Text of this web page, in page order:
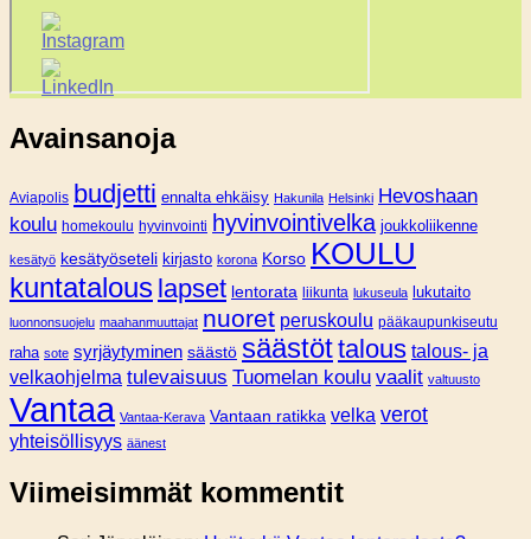
Avainsanoja
Aviapolis budjetti ennalta ehkäisy Hakunila Helsinki Hevoshaan
koulu homekoulu hyvinvointi hyvinvointivelka joukkoliikenne
kesätyö kesätyöseteli kirjasto korona Korso KOULU
kuntatalous lapset lentorata liikunta lukuseula lukutaito
luonnonsuojelu maahanmuuttajat nuoret peruskoulu pääkaupunkiseutu
raha sote syrjäytyminen säästö säästöttalous talous- ja
velkaohjelma tulevaisuus Tuomelan koulu vaalit valtuusto
Vantaa Vantaa-Kerava Vantaan ratikka velka verot
yhteisöllisyys äänest
Viimeisimmät kommentit